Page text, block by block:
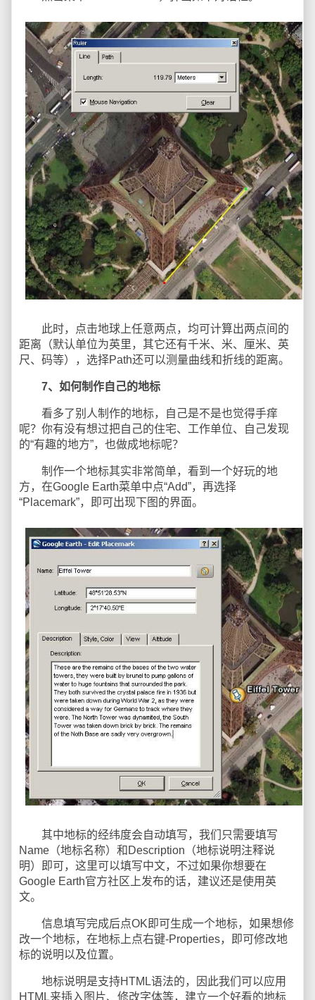
此时，点击地球上任意两点，均可计算出两点间的
距离（默认单位为英里，其它还有千米、米、厘米、英
尺、码等），选择Path还可以测量曲线和折线的距离。
7、如何制作自己的地标
看多了别人制作的地标，自己是不是也觉得手痒
呢？你有没有想过把自己的住宅、工作单位、自己发现
的“有趣的地方”，也做成地标呢？
制作一个地标其实非常简单，看到一个好玩的地
方，在Google Earth菜单中点“Add”，再选择
“Placemark”，即可出现下图的界面。
其中地标的经纬度会自动填写，我们只需要填写
Name（地标名称）和Description（地标说明注释说
明）即可，这里可以填写中文，不过如果你想要在
Google Earth官方社区上发布的话，建议还是使用英
文。
信息填写完成后点OK即可生成一个地标，如果想修
改一个地标，在地标上点右键-Properties，即可修改地
标的说明以及位置。
地标说明是支持HTML语法的，因此我们可以应用
HTML来插入图片、修改字体等，建立一个好看的地标